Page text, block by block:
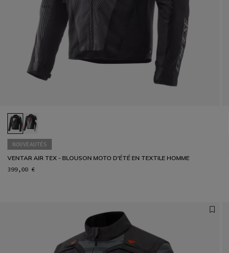
NOUVEAUTÉS
VENTAR AIR TEX - BLOUSON MOTO D'ÉTÉ EN TEXTILE HOMME
399,00 €